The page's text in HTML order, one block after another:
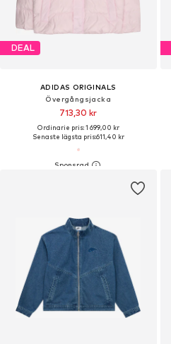
DEAL
ADIDAS ORIGINALS
Övergångsjacka
713,30 kr
Ordinarie pris: 1 699,00 kr
Senaste lägsta pris:611,40 kr